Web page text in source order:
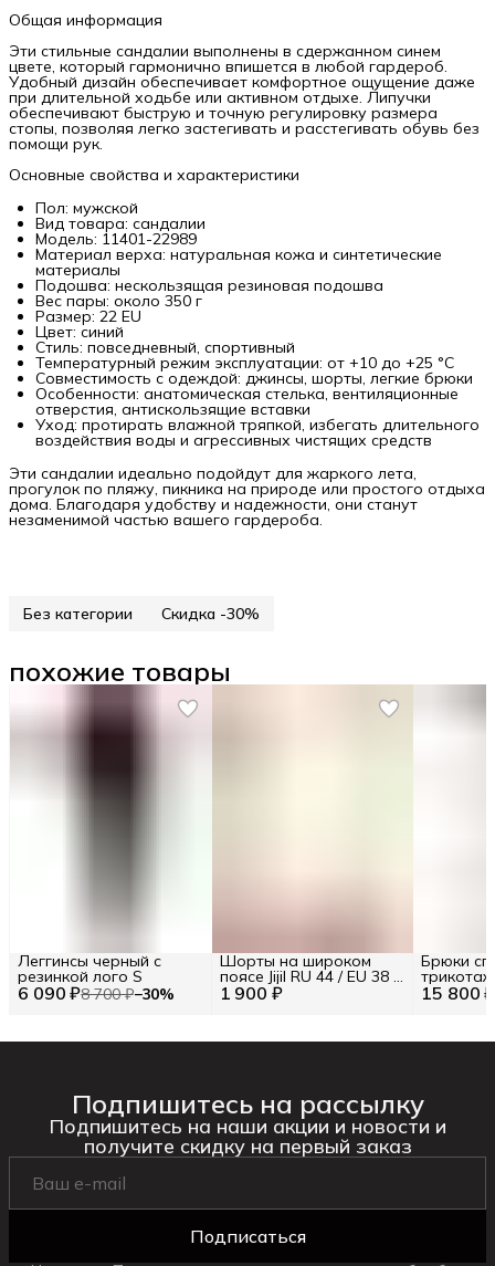
Общая информация
Эти стильные сандалии выполнены в сдержанном синем
цвете, который гармонично впишется в любой гардероб.
Удобный дизайн обеспечивает комфортное ощущение даже
при длительной ходьбе или активном отдыхе. Липучки
обеспечивают быструю и точную регулировку размера
стопы, позволяя легко застегивать и расстегивать обувь без
помощи рук.
Основные свойства и характеристики
Пол: мужской
Вид товара: сандалии
Модель: 11401-22989
Материал верха: натуральная кожа и синтетические
материалы
Подошва: нескользящая резиновая подошва
Вес пары: около 350 г
Размер: 22 EU
Цвет: синий
Стиль: повседневный, спортивный
Температурный режим эксплуатации: от +10 до +25 °C
Совместимость с одеждой: джинсы, шорты, легкие брюки
Особенности: анатомическая стелька, вентиляционные
отверстия, антискользящие вставки
Уход: протирать влажной тряпкой, избегать длительного
воздействия воды и агрессивных чистящих средств
Эти сандалии идеально подойдут для жаркого лета,
прогулок по пляжу, пикника на природе или простого отдыха
дома. Благодаря удобству и надежности, они станут
незаменимой частью вашего гардероба.
Без категории Скидка -30%
похожие товары
6 090 ₽8 700 ₽−30%
Леггинсы черный с
резинкой лого S
1 900 ₽
Шорты на широком
поясе Jijil RU 44 / EU 38 /
S 15 800 ₽
Брюки
Подпишитесь на рассылку
Подпишитесь на наши акции и новости и
получите скидку на первый заказ
Подписаться